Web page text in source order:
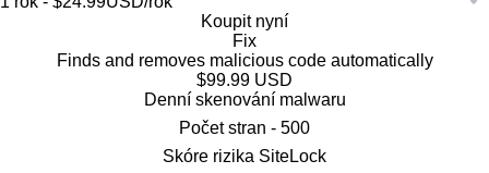
Koupit nyní
Fix
Finds and removes malicious code automatically
$99.99 USD
Denní skenování malwaru
Počet stran - 500
Skóre rizika SiteLock